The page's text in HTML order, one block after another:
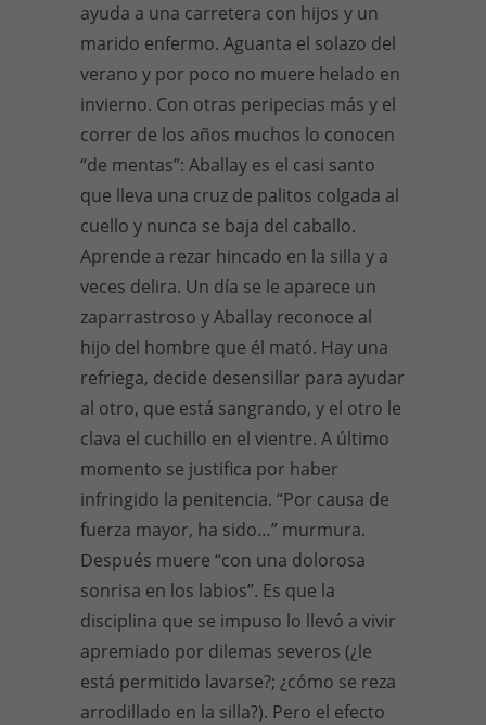
ayuda a una carretera con hijos y un
marido enfermo. Aguanta el solazo del
verano y por poco no muere helado en
invierno. Con otras peripecias más y el
correr de los años muchos lo conocen
“de mentas”: Aballay es el casi santo
que lleva una cruz de palitos colgada al
cuello y nunca se baja del caballo.
Aprende a rezar hincado en la silla y a
veces delira. Un día se le aparece un
zaparrastroso y Aballay reconoce al
hijo del hombre que él mató. Hay una
refriega, decide desensillar para ayudar
al otro, que está sangrando, y el otro le
clava el cuchillo en el vientre. A último
momento se justifica por haber
infringido la penitencia. “Por causa de
fuerza mayor, ha sido…” murmura.
Después muere “con una dolorosa
sonrisa en los labios”. Es que la
disciplina que se impuso lo llevó a vivir
apremiado por dilemas severos (¿le
está permitido lavarse?; ¿cómo se reza
arrodillado en la silla?). Pero el efecto